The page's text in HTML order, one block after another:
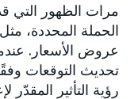
مرات الظهور التي
الحملة المحددة،
عروض الأسعار.
تحديث التوقعات
رؤية التأثير المقدّر